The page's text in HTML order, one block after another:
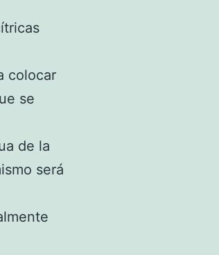
colocar
se
de la
será